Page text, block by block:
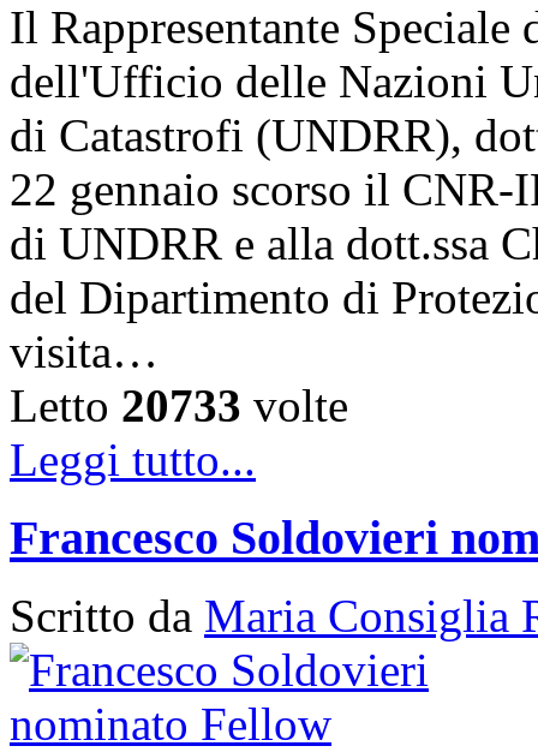
Il Rappresentante Speciale
dell'Ufficio delle Nazioni
di Catastrofi (UNDRR),
22 gennaio scorso il CNR-
di UNDRR e alla dott.ssa
del Dipartimento di
visita…
Letto 20733 volte
Leggi tutto...
Francesco Soldovieri
Scritto da Maria Consiglia